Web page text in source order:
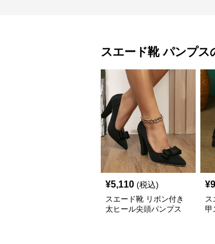
スエード靴 パンプス
¥5,110 (税込)
スエード靴 リボン付き
太ヒール尖頭パンプス
¥
ス
甲